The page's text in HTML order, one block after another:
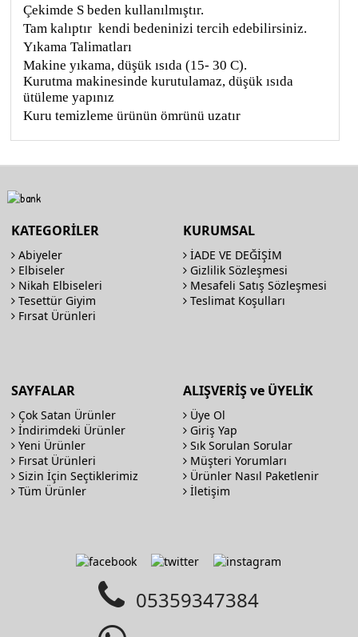
Çekimde S beden kullanılmıştır.
Tam kalıptır kendi bedeninizi tercih edebilirsiniz.
Yıkama Talimatları
Makine yıkama, düşük ısıda (15- 30 C).
Kurutma makinesinde kurutulamaz, düşük ısıda
ütüleme yapınız
Kuru temizleme ürünün ömrünü uzatır
KATEGORİLER
Abiyeler
Elbiseler
Nikah Elbiseleri
Tesettür Giyim
Fırsat Ürünleri
KURUMSAL
İADE VE DEĞİŞİM
Gizlilik Sözleşmesi
Mesafeli Satış Sözleşmesi
Teslimat Koşulları
SAYFALAR
Çok Satan Ürünler
İndirimdeki Ürünler
Yeni Ürünler
Fırsat Ürünleri
Sizin İçin Seçtiklerimiz
Tüm Ürünler
ALIŞVERİŞ ve ÜYELİK
Üye Ol
Giriş Yap
Sık Sorulan Sorular
Müşteri Yorumları
Ürünler Nasıl Paketlenir
İletişim
05359347384